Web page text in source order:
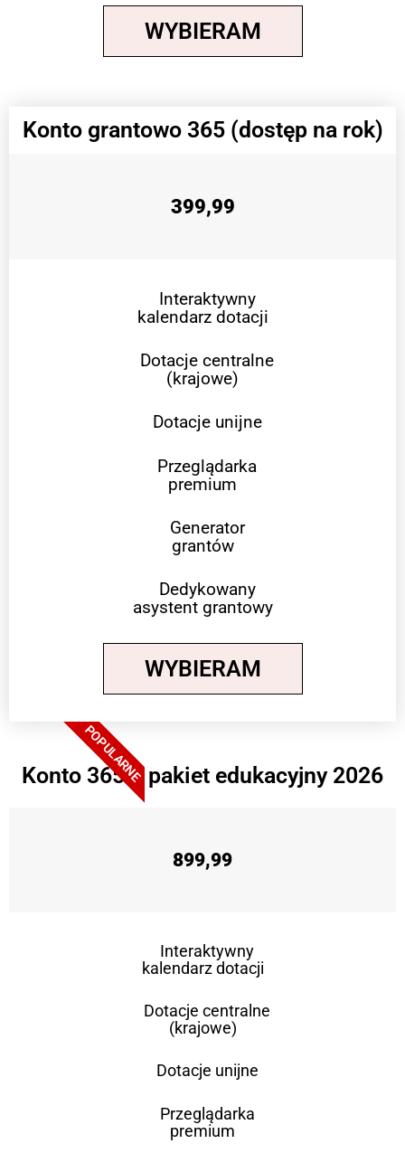
WYBIERAM
Konto grantowo 365 (dostęp na rok)
399,99
Interaktywny
kalendarz dotacji
Dotacje centralne
(krajowe)
Dotacje unijne
Przeglądarka
premium
Generator
grantów
Dedykowany
asystent grantowy
WYBIERAM
POPULARNE
Konto 365 + pakiet edukacyjny 2026
899,99
Interaktywny
kalendarz dotacji
Dotacje centralne
(krajowe)
Dotacje unijne
Przeglądarka
premium